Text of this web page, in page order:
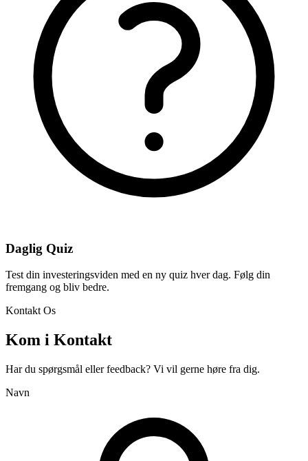
Daglig Quiz
Test din investeringsviden med en ny quiz hver dag. Følg din
fremgang og bliv bedre.
Kontakt Os
Kom i Kontakt
Har du spørgsmål eller feedback? Vi vil gerne høre fra dig.
Navn